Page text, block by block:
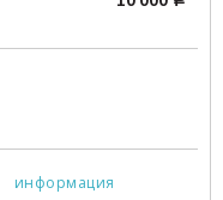
информация